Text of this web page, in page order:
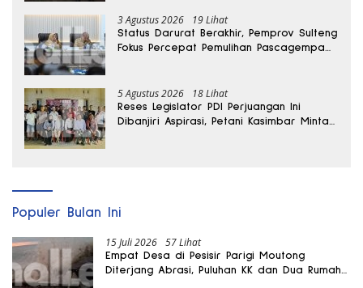
3 Agustus 2026 19 Lihat
Status Darurat Berakhir, Pemprov Sulteng
Fokus Percepat Pemulihan Pascagempa
5 Agustus 2026 18 Lihat
Reses Legislator PDI Perjuangan Ini
Dibanjiri Aspirasi, Petani Kasimbar Minta
Populer Bulan Ini
15 Juli 2026 57 Lihat
Empat Desa di Pesisir Parigi Moutong
Diterjang Abrasi, Puluhan KK dan Dua Rumah